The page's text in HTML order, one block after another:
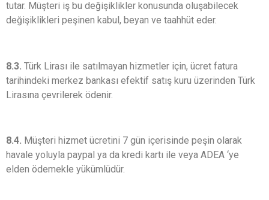
tutar. Müşteri iş bu değişiklikler konusunda oluşabilecek
değişiklikleri peşinen kabul, beyan ve taahhüt eder.
8.3. Türk Lirası ile satılmayan hizmetler için, ücret fatura
tarihindeki merkez bankası efektif satış kuru üzerinden Türk
Lirasına çevrilerek ödenir.
8.4. Müşteri hizmet ücretini 7 gün içerisinde peşin olarak
havale yoluyla paypal ya da kredi kartı ile veya ADEA ‘ye
elden ödemekle yükümlüdür.